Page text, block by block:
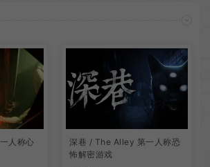
人称心
深巷 / The Alley 第一人称恐
怖解密游戏